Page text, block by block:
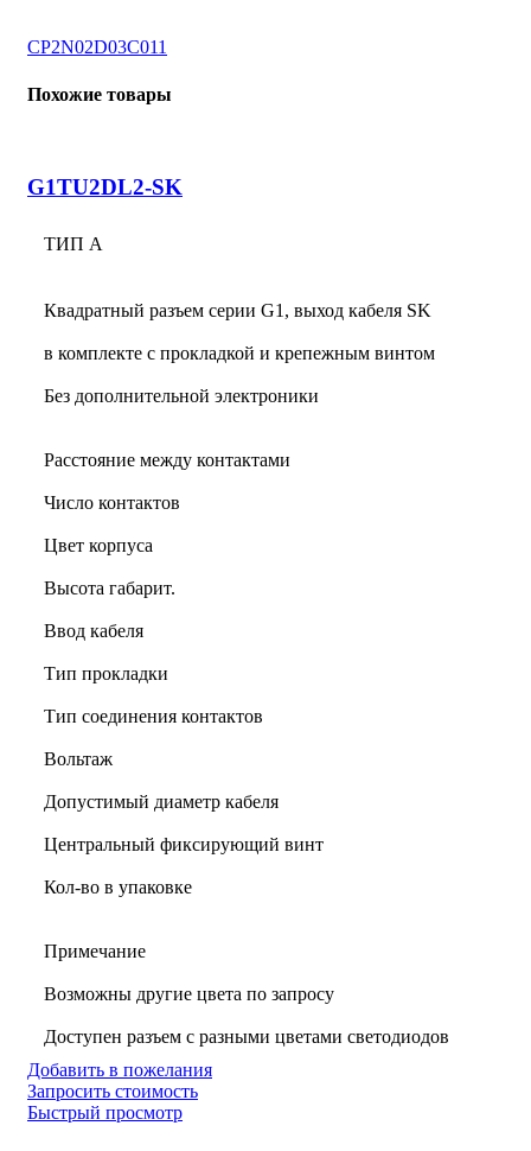
CP2N02D03C011
Похожие товары
G1TU2DL2-SK
ТИП А
Квадратный разъем серии G1, выход кабеля SK
в комплекте с прокладкой и крепежным винтом
Без дополнительной электроники
Расстояние между контактами
Число контактов
Цвет корпуса
Высота габарит.
Ввод кабеля
Тип прокладки
Тип соединения контактов
Вольтаж
Допустимый диаметр кабеля
Центральный фиксирующий винт
Кол-во в упаковке
Примечание
Возможны другие цвета по запросу
Доступен разъем с разными цветами светодиодов
Добавить в пожелания
Запросить стоимость
Быстрый просмотр